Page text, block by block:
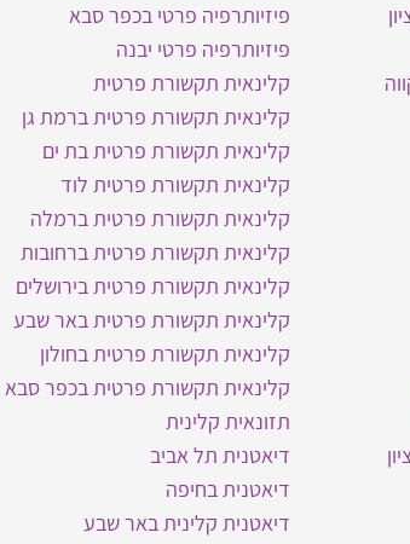
פיזיותרפיה פרטי בכפר סבא
פיזיותרפיה פרטי יבנה
קלינאית תקשורת פרטית
קלינאית תקשורת פרטית ברמת גן
קלינאית תקשורת פרטית בת ים
קלינאית תקשורת פרטית לוד
קלינאית תקשורת פרטית ברמלה
קלינאית תקשורת פרטית ברחובות
קלינאית תקשורת פרטית בירושלים
קלינאית תקשורת פרטית באר שבע
קלינאית תקשורת פרטית בחולון
קלינאית תקשורת פרטית בכפר סבא
תזונאית קלינית
דיאטנית תל אביב
דיאטנית בחיפה
דיאטנית קלינית באר שבע